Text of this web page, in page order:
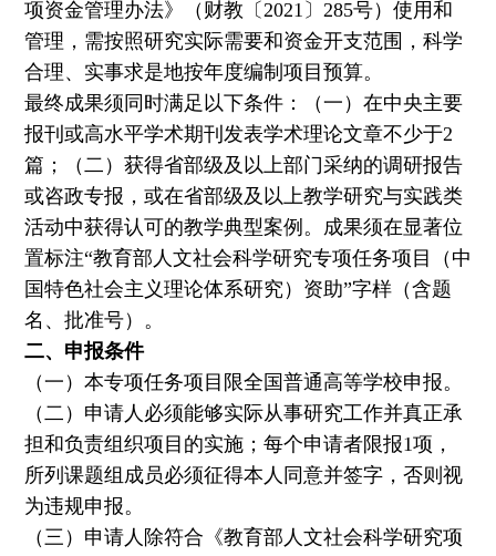
项资金管理办法》（财教〔2021〕285号）使用和
管理，需按照研究实际需要和资金开支范围，科学
合理、实事求是地按年度编制项目预算。
最终成果须同时满足以下条件：（一）在中央主要
报刊或高水平学术期刊发表学术理论文章不少于2
篇；（二）获得省部级及以上部门采纳的调研报告
或咨政专报，或在省部级及以上教学研究与实践类
活动中获得认可的教学典型案例。成果须在显著位
置标注“教育部人文社会科学研究专项任务项目（中
国特色社会主义理论体系研究）资助”字样（含题
名、批准号）。
二、申报条件
（一）本专项任务项目限全国普通高等学校申报。
（二）申请人必须能够实际从事研究工作并真正承
担和负责组织项目的实施；每个申请者限报1项，
所列课题组成员必须征得本人同意并签字，否则视
为违规申报。
（三）申请人除符合《教育部人文社会科学研究项